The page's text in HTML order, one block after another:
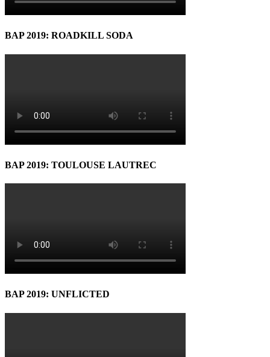
BAP 2019: ROADKILL SODA
BAP 2019: TOULOUSE LAUTREC
BAP 2019: UNFLICTED